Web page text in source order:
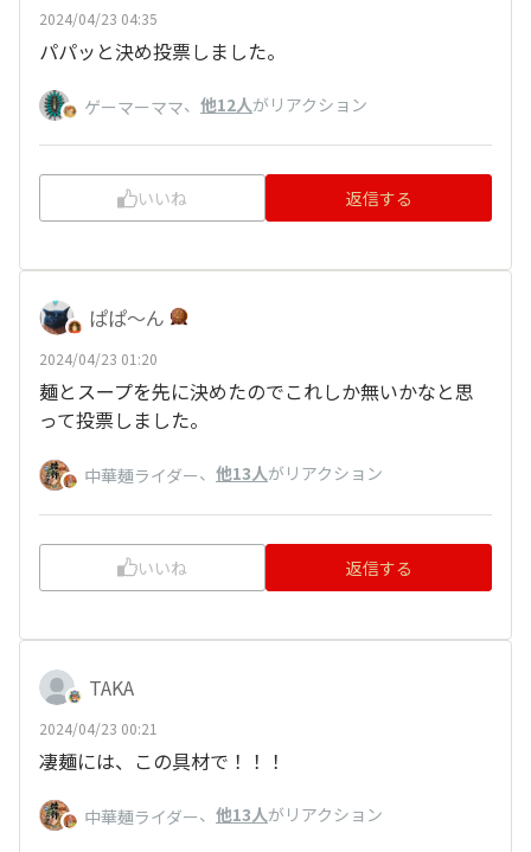
2024/04/23 04:35
パパッと決め投票しました。
ゲーマーママ、 他12人がリアクション
いいね 返信する
ぱぱ〜ん
2024/04/23 01:20
麺とスープを先に決めたのでこれしか無いかなと思
って投票しました。
中華麺ライダー、 他13人がリアクション
いいね 返信する
TAKA
2024/04/23 00:21
凄麺には、この具材で！！！
中華麺ライダー、 他13人がリアクション